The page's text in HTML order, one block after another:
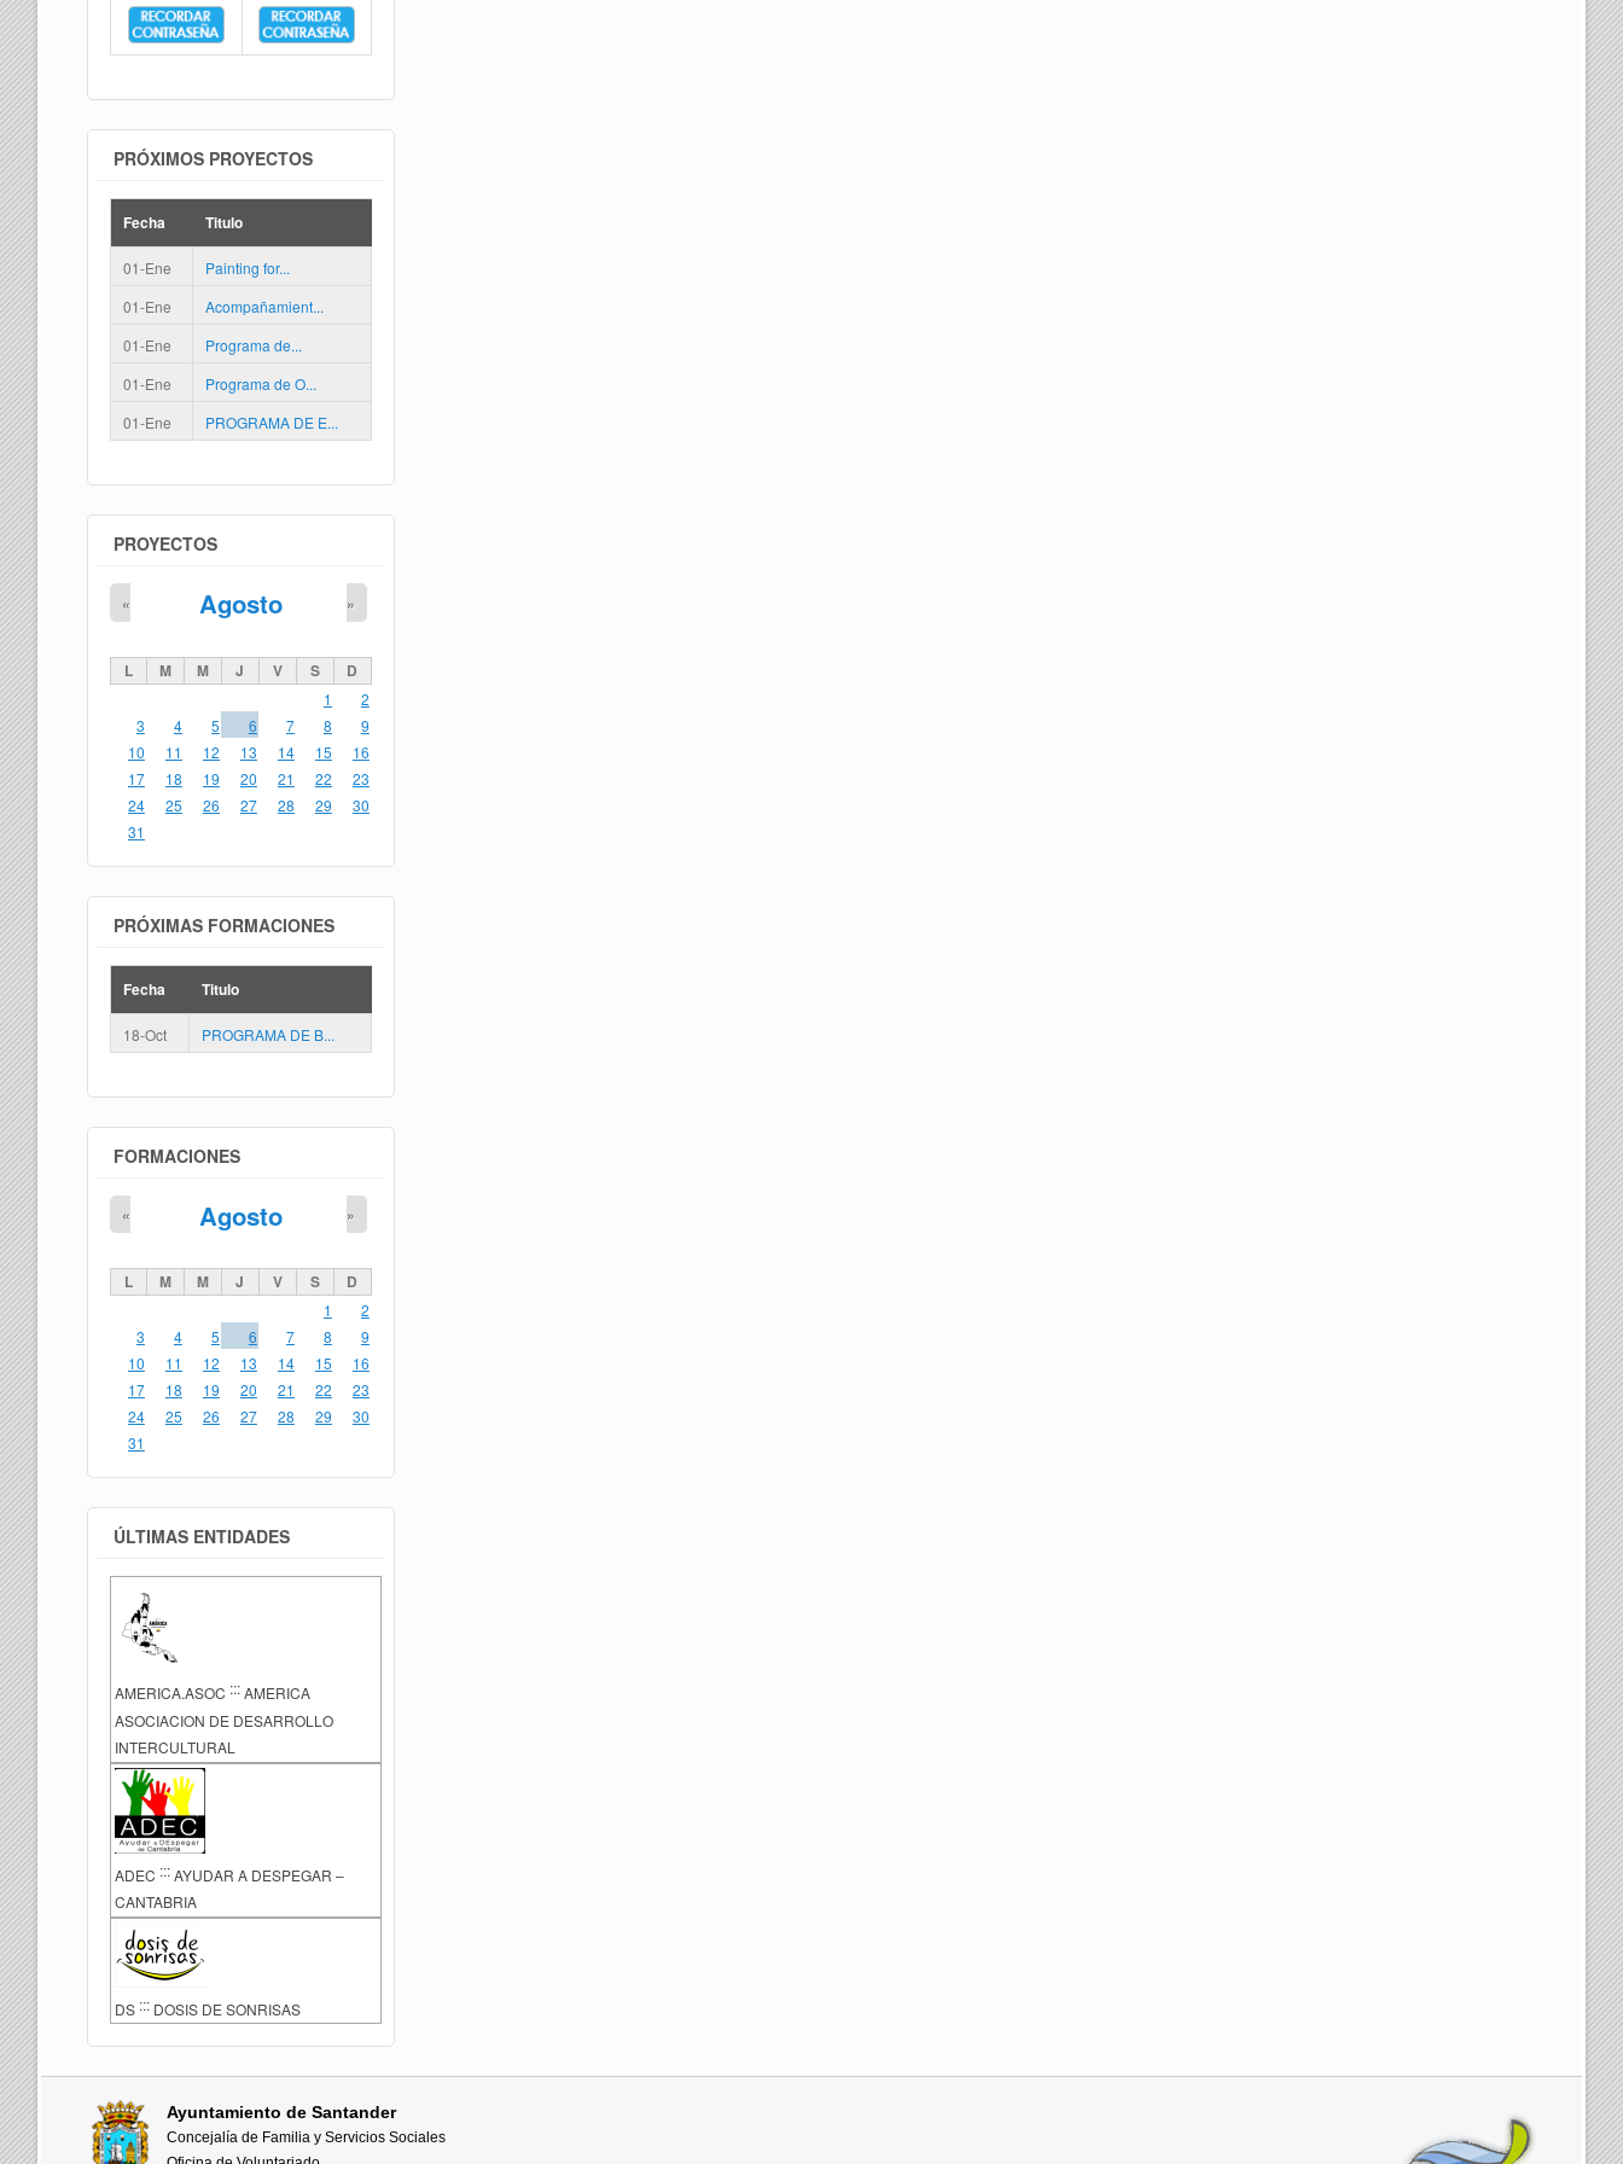
PRÓXIMOS PROYECTOS
Fecha Titulo
01-Ene
Painting for...
01-Ene
Acompañamient...
01-Ene
Programa de...
01-Ene
Programa de O...
01-Ene
PROGRAMA DE E...
PROYECTOS
Agosto
« »
L M M J V S D
1
2
3
4 5 6 7 8
9
10
11 12 13 14 15
16
17
18 19 20 21 22
23
24
25 26 27 28 29
30
31
PRÓXIMAS FORMACIONES
Fecha Titulo
18-Oct PROGRAMA DE B...
FORMACIONES
Agosto
« »
L M M J V S D
1
2
3
4 5 6 7 8
9
10
11 12 13 14 15
16
17
18 19 20 21 22
23
24
25 26 27 28 29
30
31
ÚLTIMAS ENTIDADES
AMERICA.ASOC :::AMERICA
ASOCIACION DE DESARROLLO
INTERCULTURAL
ADEC ::: AYUDAR A DESPEGAR –
CANTABRIA
DS ::: DOSIS DE SONRISAS
Ayuntamiento de Santander
Concejalía de Familia y Servicios Sociales